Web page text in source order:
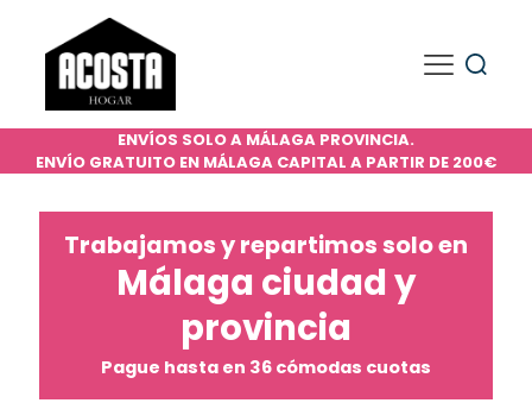
ENVÍOS SOLO A MÁLAGA PROVINCIA.
ENVÍO GRATUITO EN MÁLAGA CAPITAL A PARTIR DE 200€
Trabajamos y repartimos solo en
Málaga ciudad y
provincia
Pague hasta en 36 cómodas cuotas